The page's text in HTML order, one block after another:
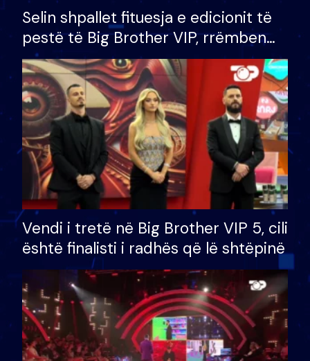
Selin shpallet fituesja e edicionit të
pestë të Big Brother VIP, rrëmben
çmimin e madh prej 100 mijë eurosh
Vendi i tretë në Big Brother VIP 5, cili
është finalisti i radhës që lë shtëpinë